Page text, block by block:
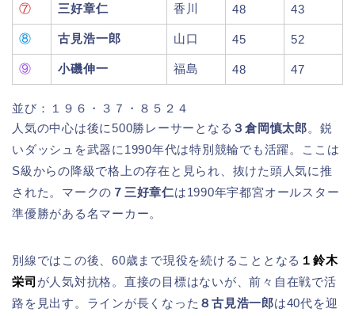
⑦ 三好章仁 香川 48 43
⑧ 古見浩一郎 山口 45 52
⑨ 小磯伸一 福島 48 47
並び：１９６・３７・８５２４
人気の中心は後に500勝レーサーとなる ３倉岡慎太郎。鋭
いダッシュを武器に1990年代は特別競輪でも活躍。ここは
S級からの降級で格上の存在と見られ、抜けた頭人気に推
された。マークの ７三好章仁は1990年宇都宮オールスター
準優勝がある名マーカー。
別線ではこの後、60歳まで現役を続けることとなる １鈴木
栄司 が人気対抗格。直接の目標はないが、前々自在戦で活
路を見出す。ラインが長くなった ８古見浩一郎は40代を迎